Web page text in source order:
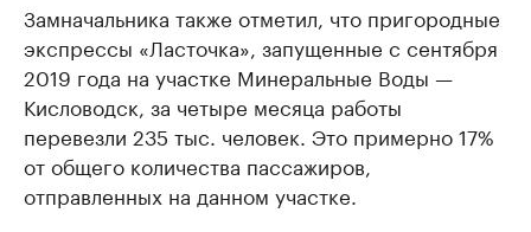
Замначальника также отметил, что пригородные
экспрессы «Ласточка», запущенные с сентября
2019 года на участке Минеральные Воды —
Кисловодск, за четыре месяца работы
перевезли 235 тыс. человек. Это примерно 17%
от общего количества пассажиров,
отправленных на данном участке.